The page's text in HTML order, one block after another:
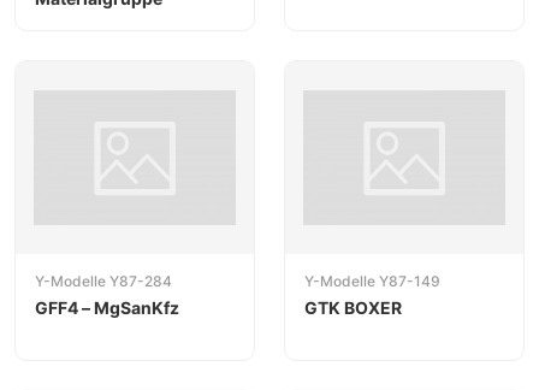
Y-Modelle Y87-284
GFF4 – MgSanKfz
Y-Modelle Y87-149
GTK BOXER